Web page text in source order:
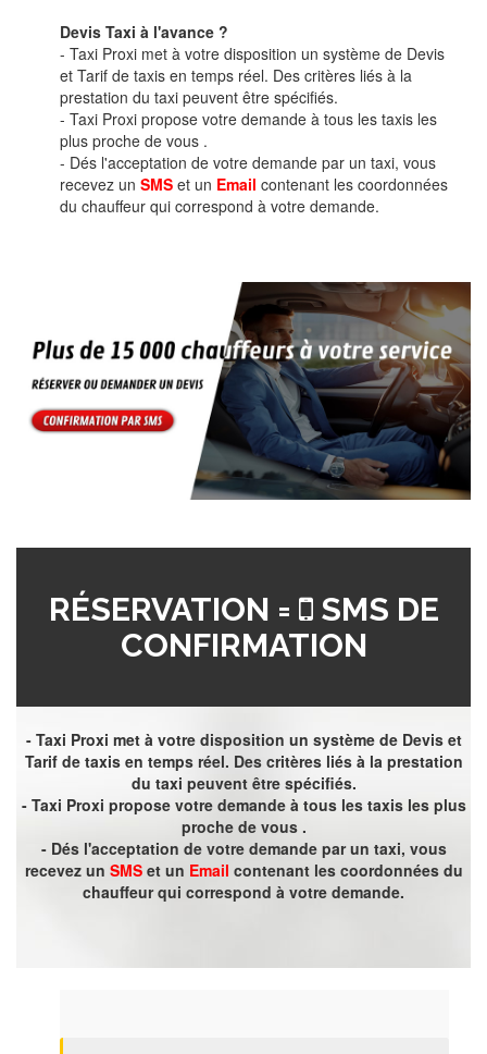
Devis Taxi à l'avance ?
- Taxi Proxi met à votre disposition un système de Devis
et Tarif de taxis en temps réel. Des critères liés à la
prestation du taxi peuvent être spécifiés.
- Taxi Proxi propose votre demande à tous les taxis les
plus proche de vous .
- Dés l'acceptation de votre demande par un taxi, vous
recevez un SMS et un Email contenant les coordonnées
du chauffeur qui correspond à votre demande.
RÉSERVATION =
SMS DE
CONFIRMATION
- Taxi Proxi met à votre disposition un système de Devis et
Tarif de taxis en temps réel. Des critères liés à la prestation
du taxi peuvent être spécifiés.
- Taxi Proxi propose votre demande à tous les taxis les plus
proche de vous .
- Dés l'acceptation de votre demande par un taxi, vous
recevez un SMSet un Email contenant les coordonnées du
chauffeur qui correspond à votre demande.